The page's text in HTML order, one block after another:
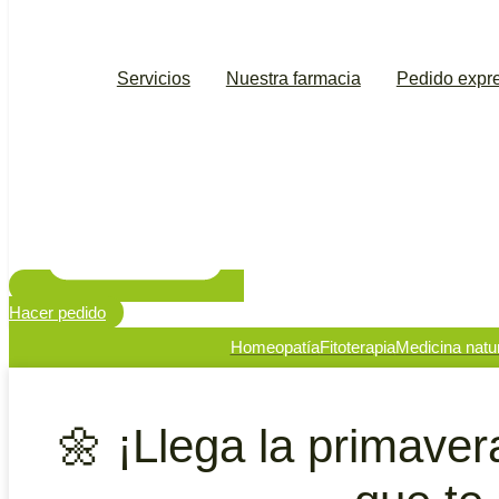
Servicios Nuestra farmacia Pedido
Hacer pedido
HomeopatíaFitoterapiaMedicina
🌼 ¡Llega la